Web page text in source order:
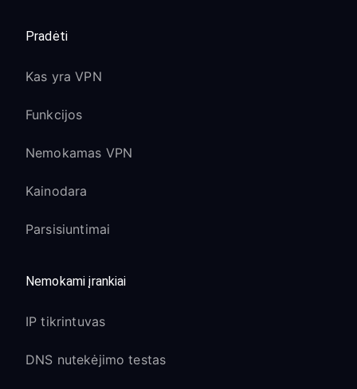
Pradėti
Kas yra VPN
Funkcijos
Nemokamas VPN
Kainodara
Parsisiuntimai
Nemokami įrankiai
IP tikrintuvas
DNS nutekėjimo testas